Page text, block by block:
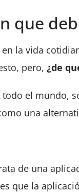
que
la vida
pero, ¿de
el mundo,
una
de una
que la